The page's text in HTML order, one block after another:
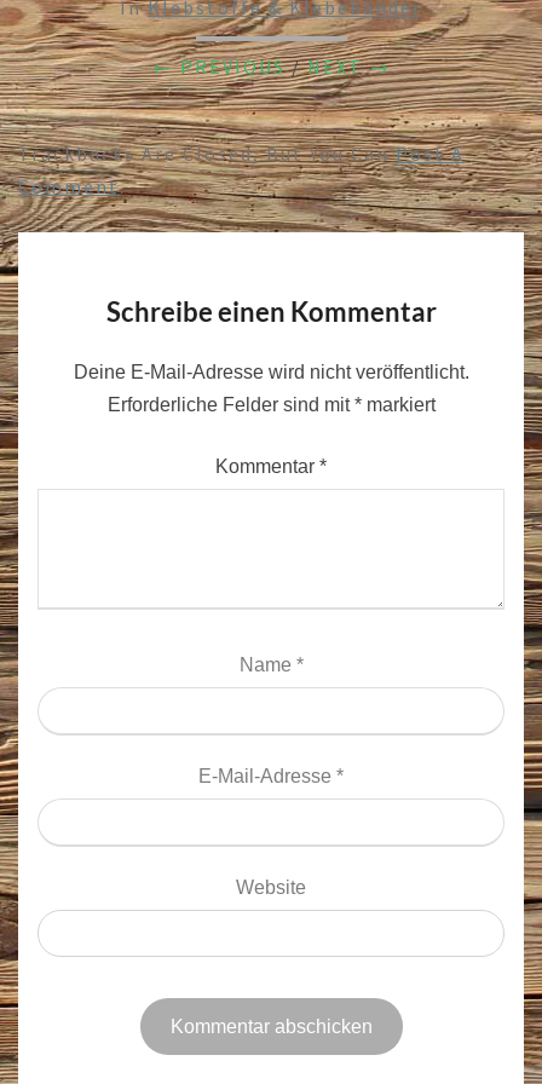
InKlebstoffe & Klebebänder
← PREVIOUS/NEXT →
Trackbacks Are Closed, But You CanPost A
Comment.
Schreibe einen Kommentar
Deine E-Mail-Adresse wird nicht veröffentlicht.
Erforderliche Felder sind mit*markiert
Kommentar *
Name *
E-Mail-Adresse *
Website